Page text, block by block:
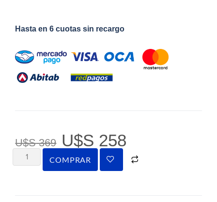
Hasta en 6 cuotas sin recargo
U$S369 U$S 258
COMPRAR